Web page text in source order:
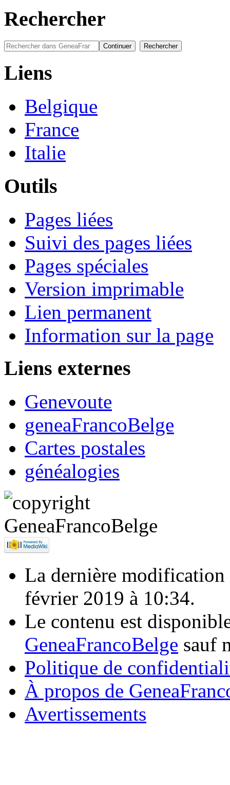
Rechercher
Liens
Belgique
France
Italie
Outils
Pages liées
Suivi des pages liées
Pages spéciales
Version imprimable
Lien permanent
Information sur la page
Liens externes
Genevoute
geneaFrancoBelge
Cartes postales
généalogies
La dernière modification
février 2019 à 10:34.
Le contenu est
GeneaFrancoBelge sauf
Politique de
À propos de
Avertissements